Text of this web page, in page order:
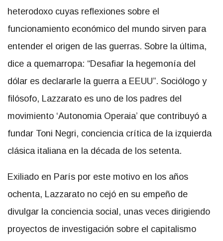
heterodoxo cuyas reflexiones sobre el
funcionamiento económico del mundo sirven para
entender el origen de las guerras. Sobre la última,
dice a quemarropa: “Desafiar la hegemonía del
dólar es declararle la guerra a EEUU”. Sociólogo y
filósofo, Lazzarato es uno de los padres del
movimiento ‘Autonomia Operaia’ que contribuyó a
fundar Toni Negri, conciencia crítica de la izquierda
clásica italiana en la década de los setenta.
Exiliado en París por este motivo en los años
ochenta, Lazzarato no cejó en su empeño de
divulgar la conciencia social, unas veces dirigiendo
proyectos de investigación sobre el capitalismo